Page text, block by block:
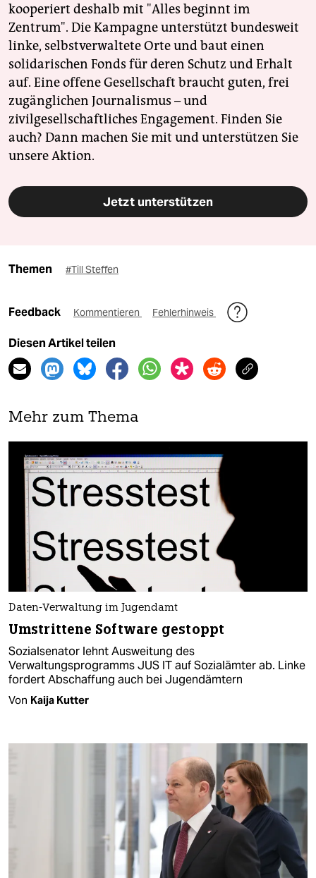
kooperiert deshalb mit "Alles beginnt im
Zentrum". Die Kampagne unterstützt bundesweit
linke, selbstverwaltete Orte und baut einen
solidarischen Fonds für deren Schutz und Erhalt
auf. Eine offene Gesellschaft braucht guten, frei
zugänglichen Journalismus – und
zivilgesellschaftliches Engagement. Finden Sie
auch? Dann machen Sie mit und unterstützen Sie
unsere Aktion.
Jetzt unterstützen
Themen #Till Steffen
Feedback Kommentieren Fehlerhinweis
Diesen Artikel teilen
Mehr zum Thema
Daten-Verwaltung im Jugendamt
Umstrittene Software gestoppt
Sozialsenator lehnt Ausweitung des
Verwaltungsprogramms JUS IT auf Sozialämter ab. Linke
fordert Abschaffung auch bei Jugendämtern
Von Kaija Kutter